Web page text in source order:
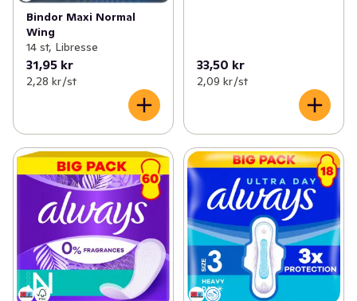
Bindor Maxi Normal
Wing
14 st, Libresse
31,95 kr
2,28 kr /st
33,50 kr
2,09 kr /st